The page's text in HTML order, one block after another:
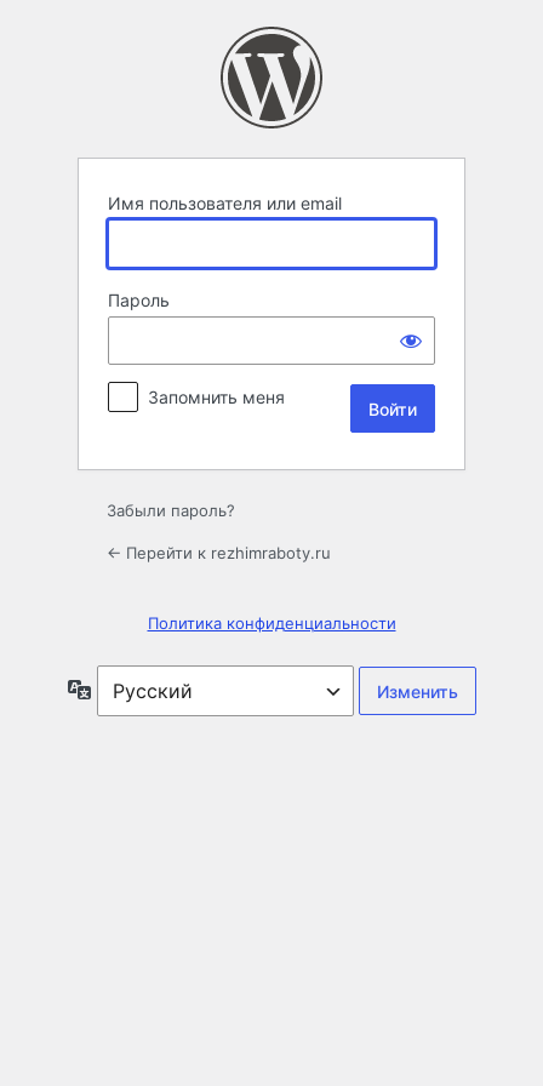
Имя пользователя или email
Пароль
Запомнить меня
Забыли пароль?
← Перейти к rezhimraboty.ru
Политика конфиденциальности
Язык